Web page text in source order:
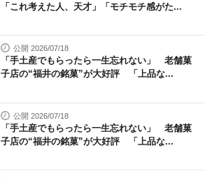
「これ考えた人、天才」「モチモチ感がた...
公開 2026/07/18
「手土産でもらったら一生忘れない」 老舗菓
子店の“福井の銘菓”が大好評 「上品な...
公開 2026/07/18
「手土産でもらったら一生忘れない」 老舗菓
子店の“福井の銘菓”が大好評 「上品な...